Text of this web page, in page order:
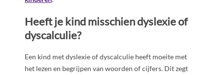
Heeft je kind misschien dyslexie of
dyscalculie?
Een kind met dyslexie of dyscalculie heeft moeite met
het lezen en begrijpen van woorden of cijfers. Dit zegt